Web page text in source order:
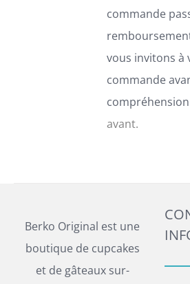
commande
vous invitons
commande
avant.
Berko Original est une
boutique de cupcakes
et de gâteaux sur-